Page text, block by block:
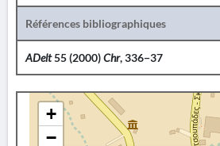
Références bibliographiques
ADelt55 (2000)Chr, 336−37
+
−